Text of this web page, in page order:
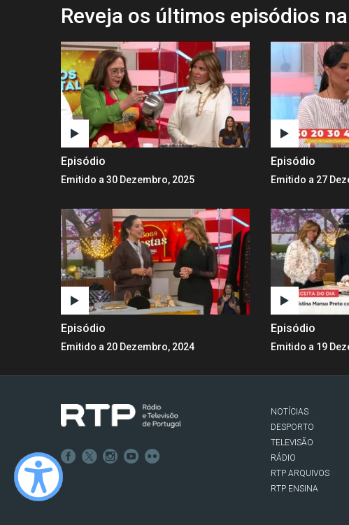
Reveja os últimos episódios na
Episódio
Emitido a 30 Dezembro, 2025
Episódio
Emitido a 27
Episódio
Emitido a 20 Dezembro, 2024
Episódio
Emitido a 19
NOTÍCIAS
DESPORTO
TELEVISÃO
RÁDIO
RTP ARQUIVOS
RTP ENSINA